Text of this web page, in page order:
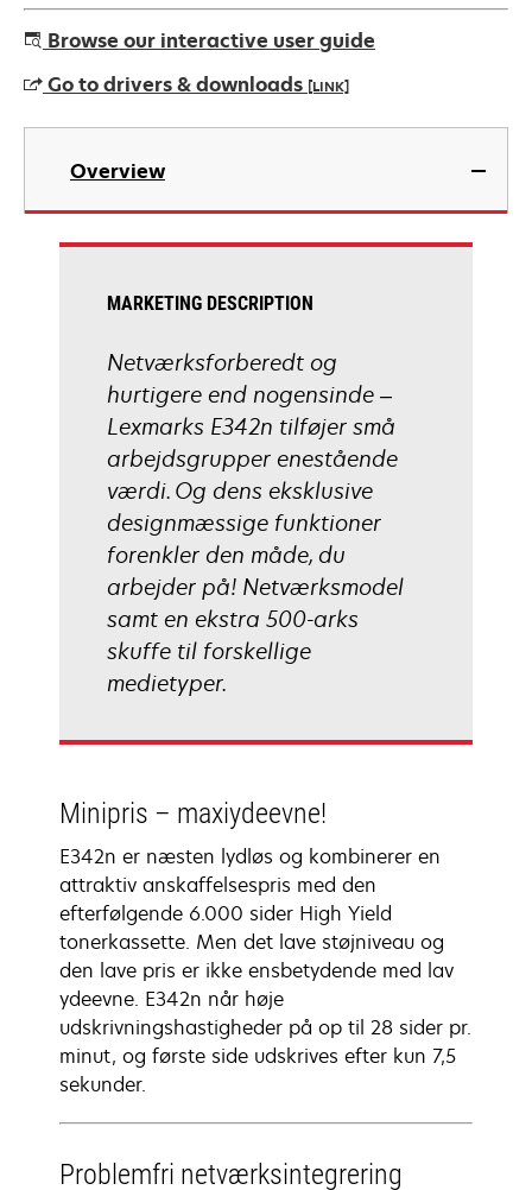
Browse our interactive user guide
Go to drivers & downloads [LINK]
opens
new
Overview
MARKETING DESCRIPTION
Netværksforberedt og
hurtigere end nogensinde –
Lexmarks E342n tilføjer små
arbejdsgrupper enestående
værdi. Og dens eksklusive
designmæssige funktioner
forenkler den måde, du
arbejder på! Netværksmodel
samt en ekstra 500-arks
skuffe til forskellige
medietyper.
Minipris – maxiydeevne!
E342n er næsten lydløs og kombinerer en
attraktiv anskaffelsespris med den
efterfølgende 6.000 sider High Yield
tonerkassette. Men det lave støjniveau og
den lave pris er ikke ensbetydende med lav
ydeevne. E342n når høje
udskrivningshastigheder på op til 28 sider pr.
minut, og første side udskrives efter kun 7,5
sekunder.
Problemfri netværksintegrering